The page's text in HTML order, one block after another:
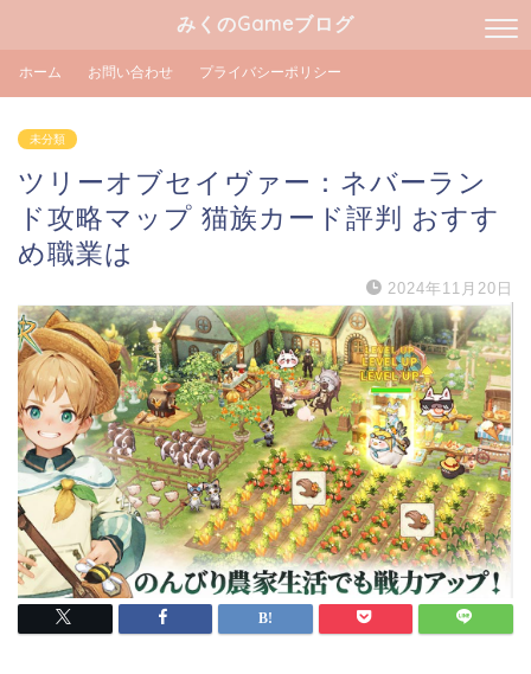
みくのGameブログ
ホーム お問い合わせ プライバシーポリシー
未分類
ツリーオブセイヴァー：ネバーラン
ド攻略マップ 猫族カード評判 おすす
め職業は
2024年11月20日